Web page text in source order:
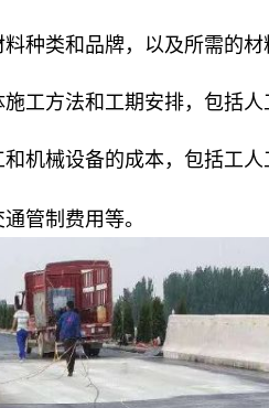
种类和品牌，以及所需的材
工方法和工期安排，包括人
机械设备的成本，包括工人
管制费用等。